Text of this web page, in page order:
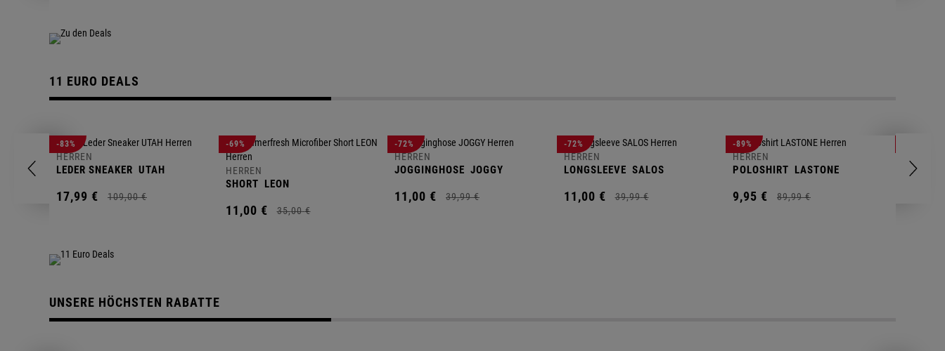
11 EURO DEALS
-83%
HERREN
LEDER SNEAKER UTAH
17,99 € 109,00 €
-69%
HERREN
SHORT LEON
11,00 € 35,00 €
-72%
HERREN
JOGGINGHOSE JOGGY
11,00 € 39,99 €
-72%
HERREN
LONGSLEEVE SALOS
11,00 € 39,99 €
-89%
HERREN
POLOSHIRT LASTONE
9,95 € 89,99 €
SHORT
UNSERE HÖCHSTEN RABATTE